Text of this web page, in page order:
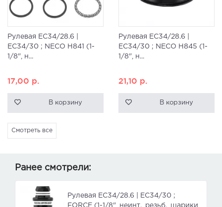
Рулевая ЕС34/28.6 |
EC34/30 ; NECO H841 (1-
1/8", н...
17,00 р.
В корзину
Рулевая ЕС34/28.6 |
EC34/30 ; NECO H845 (1-
1/8", н...
21,10 р.
В корзину
Смотреть все
Ранее смотрели:
Рулевая ЕС34/28.6 | EC34/30 ;
FORCE (1-1/8", неинт., резьб., шарики,